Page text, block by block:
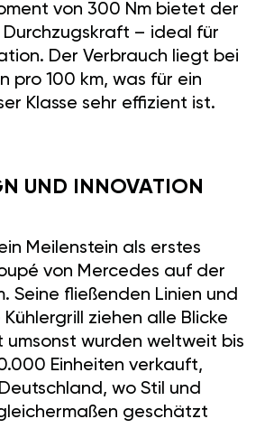
von 300 Nm bietet der
Durchzugskraft – ideal für
Der Verbrauch liegt bei
pro 100 km, was für ein
Klasse sehr effizient ist.
UND INNOVATION
Meilenstein als erstes
von Mercedes auf der
Seine fließenden Linien und
ziehen alle Blicke
umsonst wurden weltweit bis
Einheiten verkauft,
wo Stil und
geschätzt